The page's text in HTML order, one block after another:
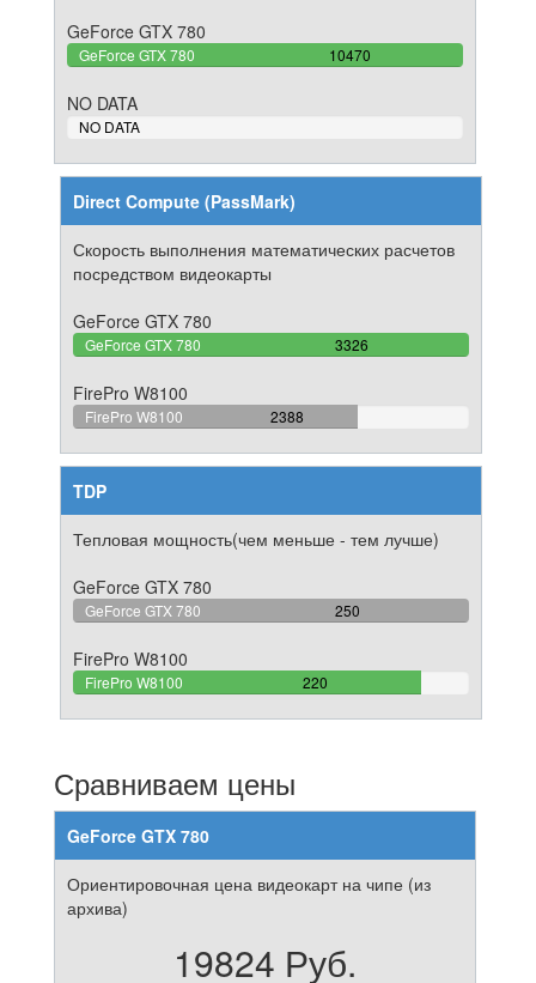
GeForce GTX 780
GeForce GTX 780 10470
100%
NO DATA
NO DATA
0%
Direct Compute (PassMark)
Скорость выполнения математических расчетов
посредством видеокарты
GeForce GTX 780
GeForce GTX 780 3326
100%
FirePro W8100
FirePro W8100 2388
71.797955502105%
TDP
Тепловая мощность(чем меньше - тем лучше)
GeForce GTX 780
GeForce GTX 780 250
100%
FirePro W8100
FirePro W8100 220
88%
Сравниваем цены
GeForce GTX 780
Ориентировочная цена видеокарт на чипе (из
архива)
19824 Руб.